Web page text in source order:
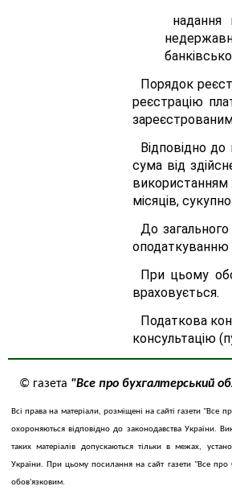
надання
Порядок
реєстрацію
Відповідно
сума від
використанням
місяців,
До
При цьому
враховується.
Податкова
консультацію
© газета "Все про бухгалтерський
Всі права на матеріали, розміщені на сайті газети "Все
охороняються відповідно до законодавства України.
таких матеріалів допускаються тільки в межах,
України. При цьому посилання на сайт газети "Все про
обов'язковим.